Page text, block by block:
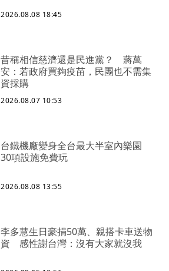
2026.08.08 18:45
昔稱相信慈濟還是民進黨？ 蔣萬
安：若政府買夠疫苗，民團也不需集
資採購
2026.08.07 10:53
台鐵機廠變身全台最大半室內樂園
30項設施免費玩
2026.08.08 13:55
李多慧生日豪捐50萬、親搭卡車送物
資 感性謝台灣：沒有大家就沒我